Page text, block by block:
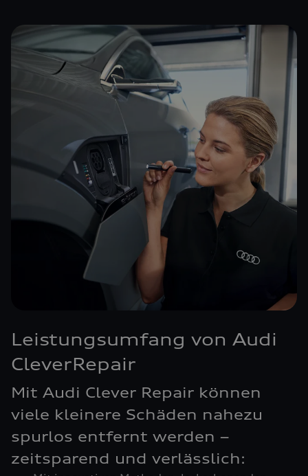
Leistungsumfang von Audi
CleverRepair
Mit Audi Clever Repair können
viele kleinere Schäden nahezu
spurlos entfernt werden –
zeitsparend und verlässlich: